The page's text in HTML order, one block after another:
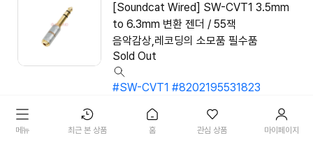
메뉴 최근 본 상품 홈 관심 상품 마이페이지
[Soundcat Wired] SW-CVT1 3.5mm
to 6.3mm 변환 젠더 / 55잭
음악감상,레코딩의 소모품 필수품
Sold Out
#SW-CVT1 #8202195531823
#55변환젠더 #6.3잭
#55
#젠더케이블 #케이블 #3.5아